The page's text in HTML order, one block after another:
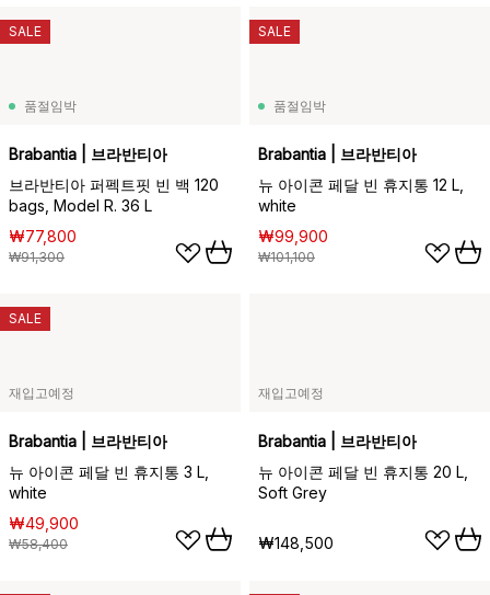
품절임박
Brabantia | 브라반티아
브라반티아 퍼펙트핏 빈 백 120
bags, Model R. 36 L
₩77,800
₩91,300
SALE
품절임박
Brabantia | 브라반티아
뉴 아이콘 페달 빈 휴지통 12 L,
white
₩99,900
₩101,100
SALE
재입고예정
Brabantia | 브라반티아
뉴 아이콘 페달 빈 휴지통 3 L,
white
₩49,900
₩58,400
SALE
재입고예정
Brabantia | 브라반티아
뉴 아이콘 페달 빈 휴지통 20 L,
Soft Grey
₩148,500